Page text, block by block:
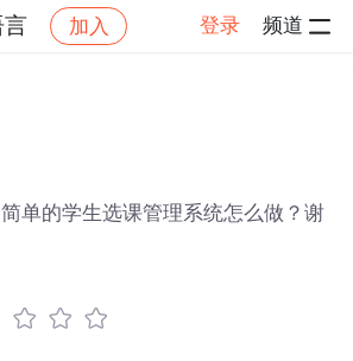
言 加入 登录 频道
他语言
单的学生选课管理系统怎么做？谢